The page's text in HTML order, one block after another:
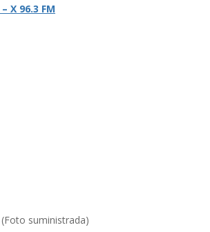
X 96.3 FM
suministrada)